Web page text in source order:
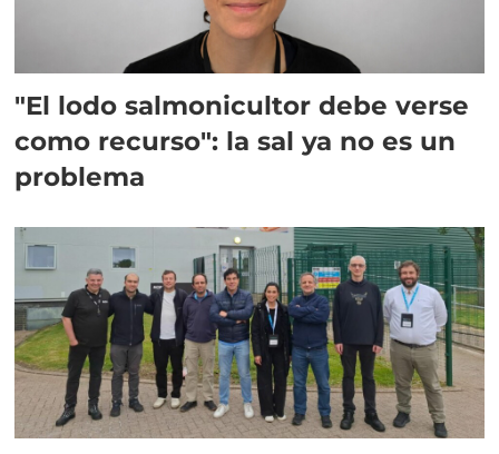
"El lodo salmonicultor debe verse
como recurso": la sal ya no es un
problema